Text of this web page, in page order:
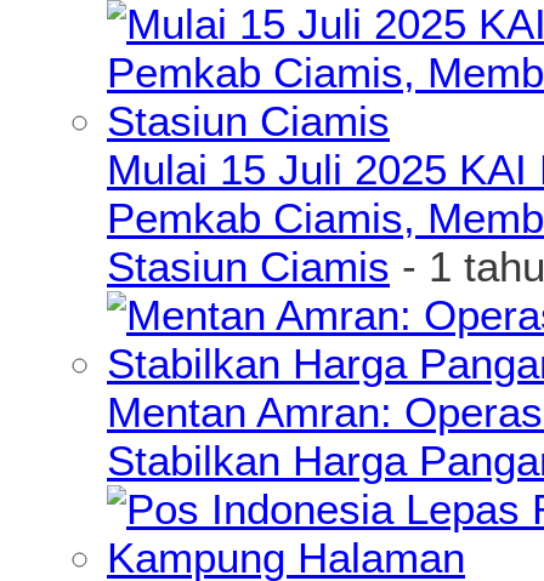
Mulai 15 Juli 2025
Pemkab Ciamis,
Stasiun Ciamis - 1
Mentan Amran:
Stabilkan Harga